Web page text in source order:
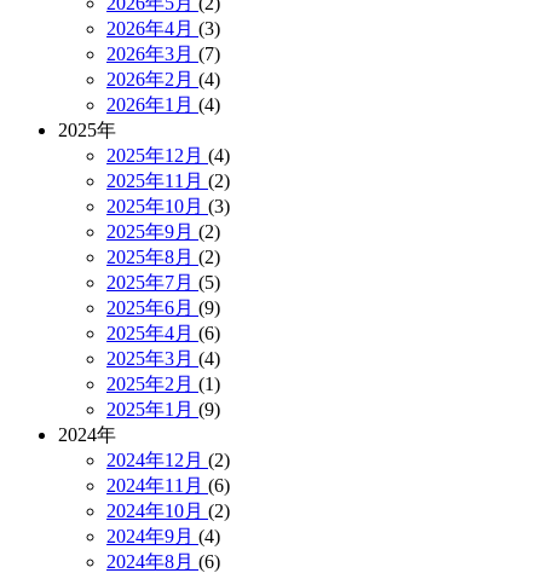
2026年4月 (3)
2026年3月 (7)
2026年2月 (4)
2026年1月 (4)
2025年
2025年12月 (4)
2025年11月 (2)
2025年10月 (3)
2025年9月 (2)
2025年8月 (2)
2025年7月 (5)
2025年6月 (9)
2025年4月 (6)
2025年3月 (4)
2025年2月 (1)
2025年1月 (9)
2024年
2024年12月 (2)
2024年11月 (6)
2024年10月 (2)
2024年9月 (4)
2024年8月 (6)